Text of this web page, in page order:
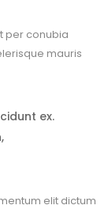
per conubia
mauris
ex.
elit dictum